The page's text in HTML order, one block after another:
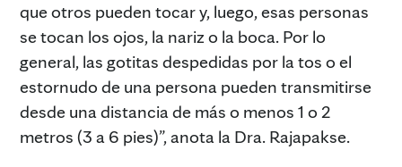
que otros pueden tocar y, luego, esas personas
se tocan los ojos, la nariz o la boca. Por lo
general, las gotitas despedidas por la tos o el
estornudo de una persona pueden transmitirse
desde una distancia de más o menos 1 o 2
metros (3 a 6 pies)”, anota la Dra. Rajapakse.